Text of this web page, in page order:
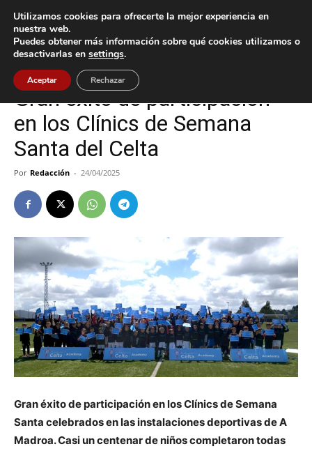
Inicio A Guarda
A Guarda Celta Vigo
Gran éxito de participación
en los Clínics de Semana
Santa del Celta
Por Redacción - 24/04/2025
Gran éxito de participación en los Clínics de Semana
Santa celebrados en las instalaciones deportivas de A
Madroa. Casi un centenar de niños completaron todas
Utilizamos cookies para ofrecerte la mejor experiencia en
nuestra web.
Puedes obtener más información sobre qué cookies utilizamos o
desactivarlas en settings.
Aceptar Rechazar